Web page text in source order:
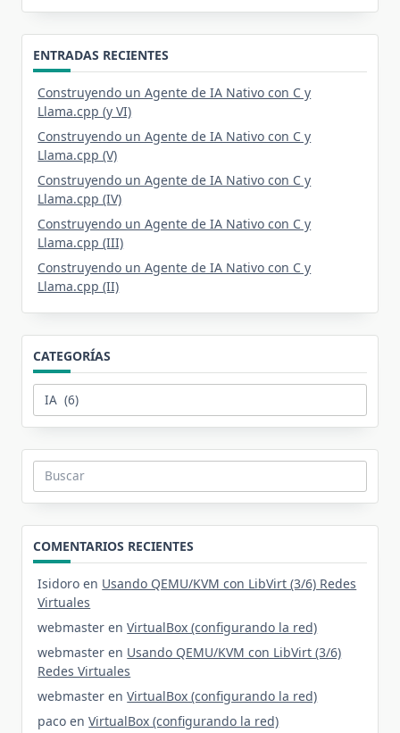
ENTRADAS RECIENTES
Construyendo un Agente de IA Nativo con C y
Llama.cpp (y VI)
Construyendo un Agente de IA Nativo con C y
Llama.cpp (V)
Construyendo un Agente de IA Nativo con C y
Llama.cpp (IV)
Construyendo un Agente de IA Nativo con C y
Llama.cpp (III)
Construyendo un Agente de IA Nativo con C y
Llama.cpp (II)
CATEGORÍAS
Categorías
Buscar:
COMENTARIOS RECIENTES
Isidoro en Usando QEMU/KVM con LibVirt (3/6) Redes
Virtuales
webmaster enVirtualBox (configurando la red)
webmaster en Usando QEMU/KVM con LibVirt (3/6)
Redes Virtuales
webmaster enVirtualBox (configurando la red)
paco enVirtualBox (configurando la red)